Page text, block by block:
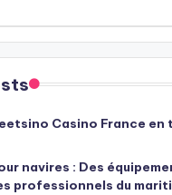
Casino France en
navires : Des
professionnels du